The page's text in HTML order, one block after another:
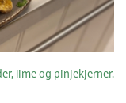
lime og pinjekjerner.